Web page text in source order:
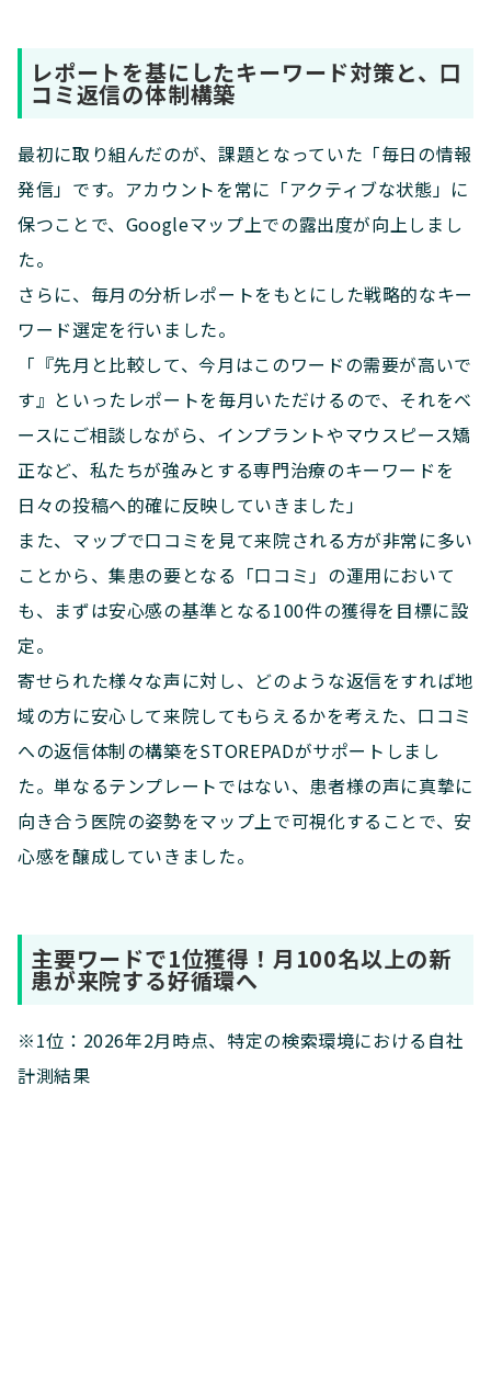
レポートを基にしたキーワード対策と、口
コミ返信の体制構築
最初に取り組んだのが、課題となっていた「毎日の情報
発信」です。アカウントを常に「アクティブな状態」に
保つことで、Googleマップ上での露出度が向上しまし
た。
さらに、毎月の分析レポートをもとにした戦略的なキー
ワード選定を行いました。
「『先月と比較して、今月はこのワードの需要が高いで
す』といったレポートを毎月いただけるので、それをベ
ースにご相談しながら、インプラントやマウスピース矯
正など、私たちが強みとする専門治療のキーワードを
日々の投稿へ的確に反映していきました」
また、マップで口コミを見て来院される方が非常に多い
ことから、集患の要となる「口コミ」の運用において
も、まずは安心感の基準となる100件の獲得を目標に設
定。
寄せられた様々な声に対し、どのような返信をすれば地
域の方に安心して来院してもらえるかを考えた、口コミ
への返信体制の構築をSTOREPADがサポートしまし
た。単なるテンプレートではない、患者様の声に真摯に
向き合う医院の姿勢をマップ上で可視化することで、安
心感を醸成していきました。
主要ワードで1位獲得！月100名以上の新
患が来院する好循環へ
※1位：2026年2月時点、特定の検索環境における自社
計測結果